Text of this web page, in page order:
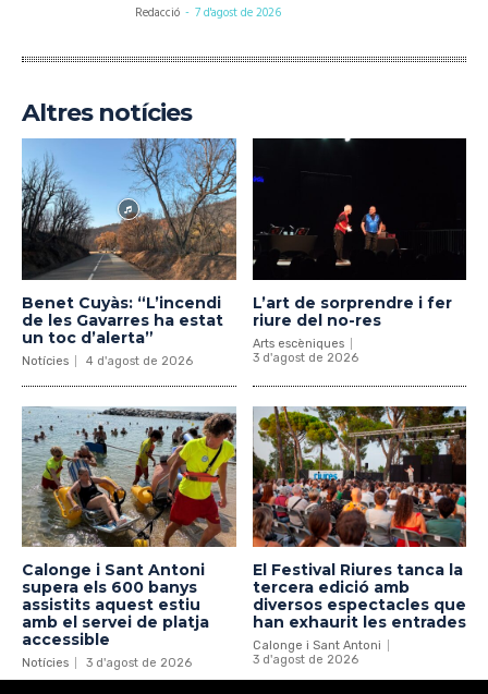
Redacció - 7 d'agost de 2026
Altres notícies
Benet Cuyàs: “L’incendi
de les Gavarres ha estat
un toc d’alerta”
Notícies 4 d'agost de 2026
L’art de sorprendre i fer
riure del no-res
Arts escèniques
3 d'agost de 2026
Calonge i Sant Antoni
supera els 600 banys
assistits aquest estiu
amb el servei de platja
accessible
Notícies 3 d'agost de 2026
El Festival Riures tanca la
tercera edició amb
diversos espectacles que
han exhaurit les entrades
Calonge i Sant Antoni
3 d'agost de 2026